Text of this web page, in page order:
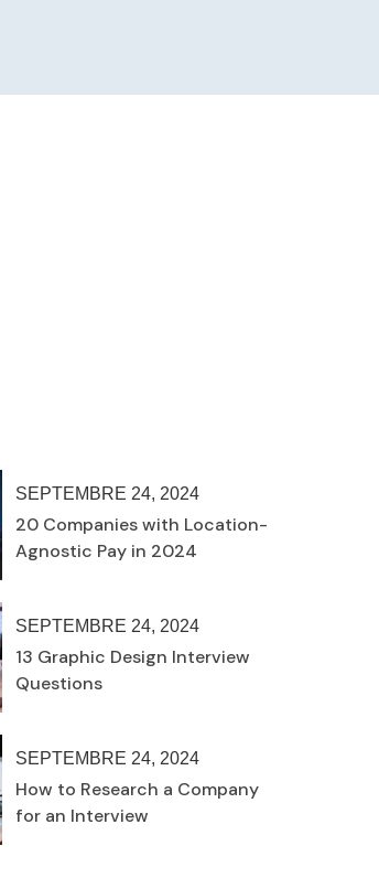
SEPTEMBRE 24, 2024
20 Companies with Location-
Agnostic Pay in 2024
SEPTEMBRE 24, 2024
13 Graphic Design Interview
Questions
SEPTEMBRE 24, 2024
How to Research a Company
for an Interview